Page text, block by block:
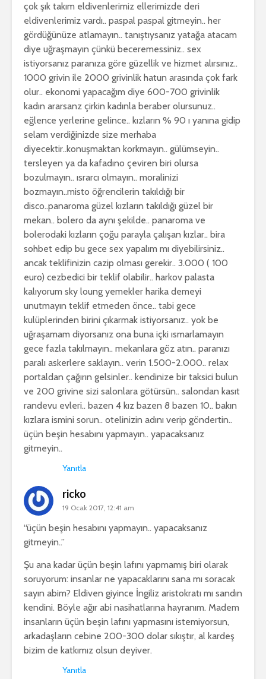
çok şık takım eldivenlerimiz ellerimizde deri
eldivenlerimiz vardı.. paspal paspal gitmeyin.. her
gördüğünüze atlamayın.. tanıştıysanız yatağa atacam
diye uğraşmayın çünkü beceremessiniz.. sex
istiyorsanız paranıza göre güzellik ve hizmet alırsınız..
1000 grivin ile 2000 grivinlik hatun arasında çok fark
olur.. ekonomi yapacağım diye 600-700 grivinlik
kadın ararsanz çirkin kadınla beraber olursunuz..
eğlence yerlerine gelince.. kızların % 90 ı yanına gidip
selam verdiğinizde size merhaba
diyecektir..konuşmaktan korkmayın.. gülümseyin..
tersleyen ya da kafadıno çeviren biri olursa
bozulmayın.. ısrarcı olmayın.. moralinizi
bozmayın..misto öğrencilerin takıldığı bir
disco..panaroma güzel kızların takıldığı güzel bir
mekan.. bolero da aynı şekilde.. panaroma ve
bolerodaki kızların çoğu parayla çalışan kızlar.. bira
sohbet edip bu gece sex yapalım mı diyebilirsiniz..
ancak teklifinizin cazip olması gerekir.. 3.000 ( 100
euro) cezbedici bir teklif olabilir.. harkov palasta
kalıyorum sky loung yemekler harika demeyi
unutmayın teklif etmeden önce.. tabi gece
kulüplerinden birini çıkarmak istiyorsanız.. yok be
uğraşamam diyorsanız ona buna içki ısmarlamayın
gece fazla takılmayın.. mekanlara göz atın.. paranızı
paralı askerlere saklayın.. verin 1.500-2.000.. relax
portaldan çağırın gelsinler.. kendinize bir taksici bulun
ve 200 grivine sizi salonlara götürsün.. salondan kasıt
randevu evleri.. bazen 4 kız bazen 8 bazen 10.. bakın
kızlara ismini sorun.. otelinizin adını verip göndertin..
üçün beşin hesabını yapmayın.. yapacaksanız
gitmeyin..
Yanıtla
ricko
19 Ocak 2017, 12:41 am
“üçün beşin hesabını yapmayın.. yapacaksanız
gitmeyin..”
Şu ana kadar üçün beşin lafını yapmamış biri olarak
soruyorum: insanlar ne yapacaklarını sana mı soracak
sayın abim? Eldiven giyince İngiliz aristokratı mı sandın
kendini. Böyle ağır abi nasihatlarına hayranım. Madem
insanların üçün beşin lafını yapmasını istemiyorsun,
arkadaşların cebine 200-300 dolar sıkıştır, al kardeş
bizim de katkımız olsun deyiver.
Yanıtla